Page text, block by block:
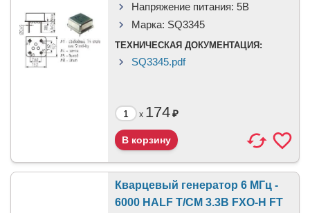
Напряжение питания: 5В
Марка: SQ3345
ТЕХНИЧЕСКАЯ ДОКУМЕНТАЦИЯ:
SQ3345.pdf
x 174₽
Кварцевый генератор 6 МГц -
6000 HALF T/CM 3.3В FXO-H FT